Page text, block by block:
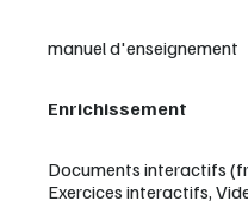
manuel d'enseignement
Enrichissement
Documents interactifs
Exercices interactifs,